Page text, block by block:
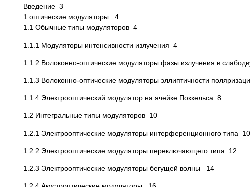
Введение 3
1 оптические модуляторы 4
1.1 Обычные типы модуляторов 4
1.1.1 Модуляторы интенсивности излучения 4
1.1.2 Волоконно-оптические модуляторы фазы излучения в
1.1.3 Волоконно-оптические модуляторы эллиптичности
1.1.4 Электрооптический модулятор на ячейке Поккельса 8
1.2 Интегральные типы модуляторов 10
1.2.1 Электрооптические модуляторы интерференционного типа 10
1.2.2 Электрооптические модуляторы переключающего типа 12
1.2.3 Электрооптические модуляторы бегущей волны 14